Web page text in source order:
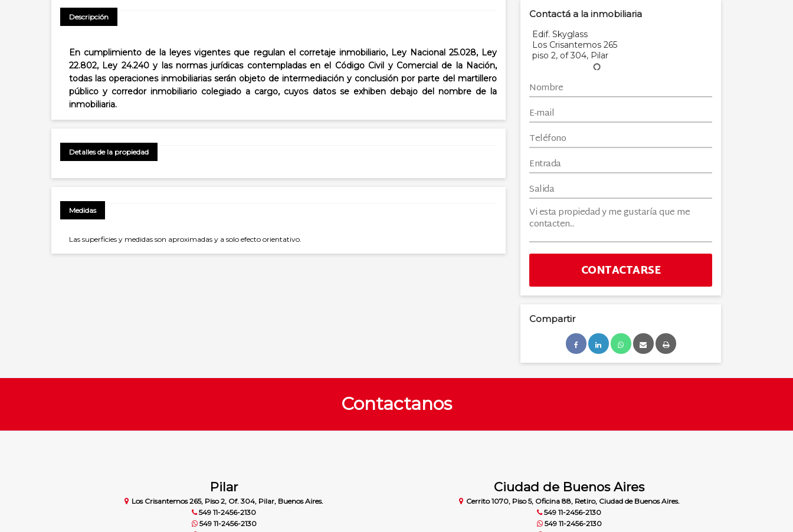
Descripción
En cumplimiento de la leyes vigentes que regulan el corretaje inmobiliario, Ley Nacional 25.028, Ley
22.802, Ley 24.240 y las normas jurídicas contempladas en el Código Civil y Comercial de la Nación,
todas las operaciones inmobiliarias serán objeto de intermediación y conclusión por parte del martillero
público y corredor inmobiliario colegiado a cargo, cuyos datos se exhiben debajo del nombre de la
inmobiliaria.
Detalles de la propiedad
Medidas
Las superficies y medidas son aproximadas y a solo efecto orientativo.
Contactá a la inmobiliaria
Edif. Skyglass
Los Crisantemos 265
piso 2, of 304, Pilar
CONTACTARSE
Compartir
Contactanos
Pilar
Los Crisantemos 265, Piso 2, Of. 304, Pilar, Buenos Aires.
549 11-2456-2130
549 11-2456-2130
Ciudad de Buenos Aires
Cerrito 1070, Piso 5, Oficina 88, Retiro, Ciudad de Buenos Aires.
549 11-2456-2130
549 11-2456-2130